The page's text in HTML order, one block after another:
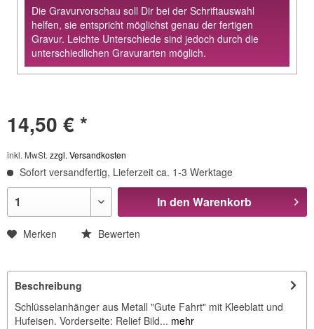
Die Gravurvorschau soll Dir bei der Schriftauswahl
helfen, sie entspricht möglichst genau der fertigen
Gravur. Leichte Unterschiede sind jedoch durch die
unterschiedlichen Gravurarten möglich.
14,50 € *
inkl. MwSt. zzgl. Versandkosten
Sofort versandfertig, Lieferzeit ca. 1-3 Werktage
In den Warenkorb
Merken Bewerten
Beschreibung
Schlüsselanhänger aus Metall "Gute Fahrt" mit Kleeblatt und
Hufeisen. Vorderseite: Relief Bild... mehr